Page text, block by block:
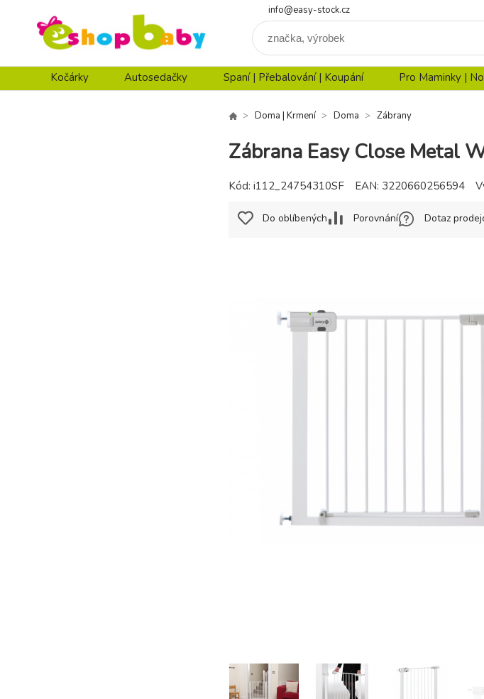
info@easy-stock.cz
Kočárky Autosedačky Spaní | Přebalování | Koupání Pro Maminky |
Doma | Krmení Doma Zábrany
Zábrana Easy Close Metal
Kód: i112_24754310SF EAN: 3220660256594
Do oblíbených Porovnání Dotaz